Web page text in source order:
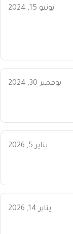
يونيو 15, 2024
نوفمبر 30, 2024
يناير 5, 2026
يناير 14, 2026